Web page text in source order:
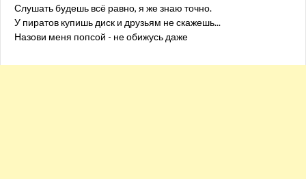
Слушать будешь всё равно, я же знаю точно.
У пиратов купишь диск и друзьям не скажешь...
Назови меня попсой - не обижусь даже